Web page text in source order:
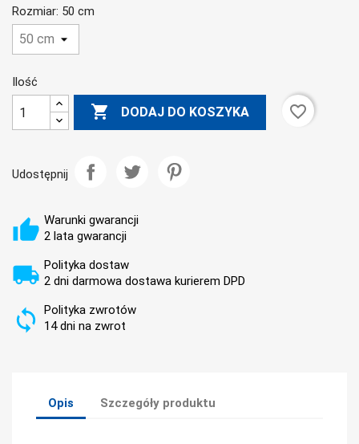
Rozmiar: 50 cm
Ilość
 DODAJ DO KOSZYKA favorite_border
Udostępnij
Warunki gwarancji
2 lata gwarancji
Polityka dostaw
2 dni darmowa dostawa kurierem DPD
Polityka zwrotów
14 dni na zwrot
Opis Szczegóły produktu